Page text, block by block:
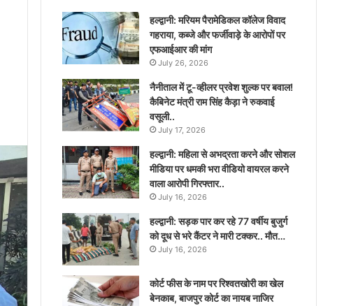
हल्द्वानी: मरियम पैरामेडिकल कॉलेज विवाद
गहराया, कब्जे और फर्जीवाड़े के आरोपों पर
एफआईआर की मांग
July 26, 2026
नैनीताल में टू-व्हीलर प्रवेश शुल्क पर बवाल!
कैबिनेट मंत्री राम सिंह कैड़ा ने रुकवाई
वसूली..
July 17, 2026
हल्द्वानी: महिला से अभद्रता करने और सोशल
मीडिया पर धमकी भरा वीडियो वायरल करने
वाला आरोपी गिरफ्तार..
July 16, 2026
हल्द्वानी: सड़क पार कर रहे 77 वर्षीय बुजुर्ग
को दूध से भरे कैंटर ने मारी टक्कर.. मौत…
July 16, 2026
कोर्ट फीस के नाम पर रिश्वतखोरी का खेल
बेनकाब, बाजपुर कोर्ट का नायब नाजिर